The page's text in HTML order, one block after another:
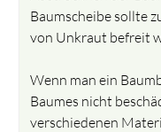
Baumscheibe sollte
von Unkraut befreit
Wenn man ein
Baumes nicht
verschiedenen